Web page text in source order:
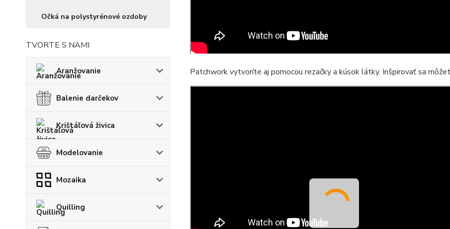
Očká na polystyrénové ozdoby
TVORTE S NAMI
Aranžovanie
Balenie darčekov
Krištáľová živica
Modelovanie
Mozaika
Quilling
Patchwork vytvoríte aj pomocou rezačky a kúsok látky. Inšpirovať sa